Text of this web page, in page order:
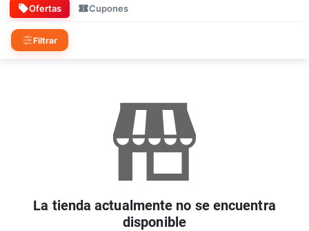
Ofertas Cupones
Filtrar
La tienda actualmente no se encuentra
disponible